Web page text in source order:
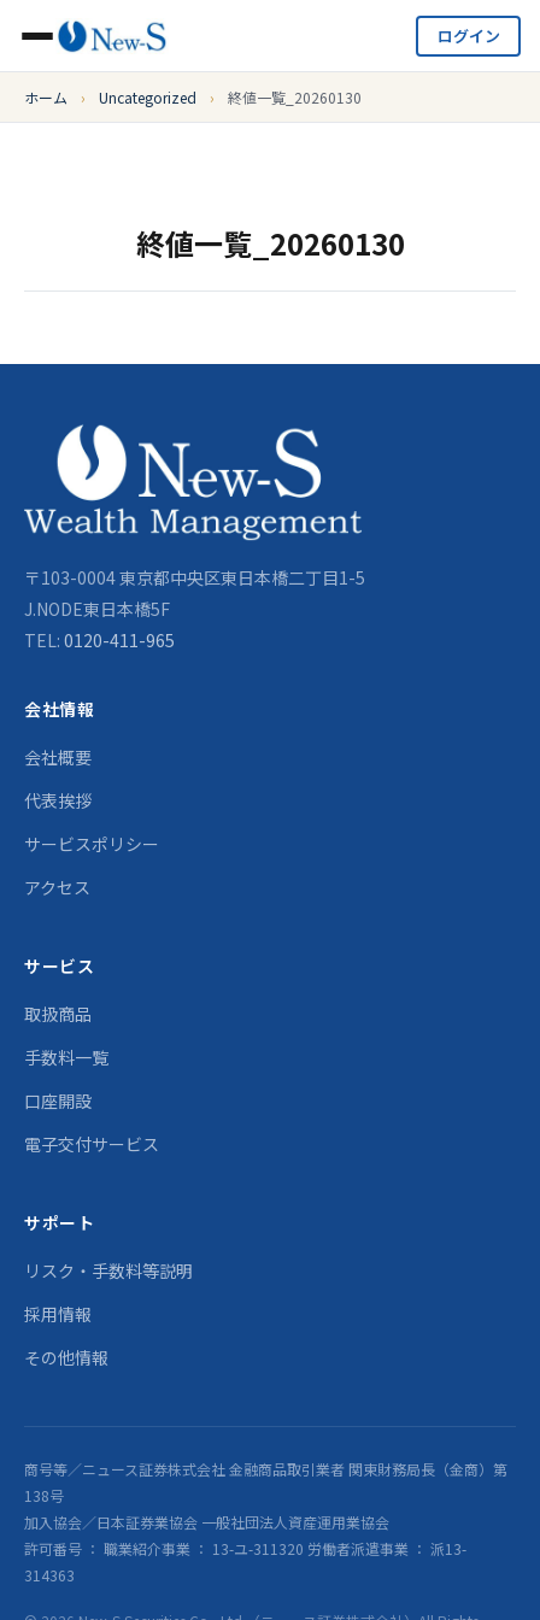
ログイン
ホーム › Uncategorized › 終値一覧_20260130
終値一覧_20260130
〒103-0004 東京都中央区東日本橋二丁目1-5
J.NODE東日本橋5F
TEL: 0120-411-965
会社情報
会社概要
代表挨拶
サービスポリシー
アクセス
サービス
取扱商品
手数料一覧
口座開設
電子交付サービス
サポート
リスク・手数料等説明
採用情報
その他情報
商号等／ニュース証券株式会社 金融商品取引業者 関東財務局長（金商）第
138号
加入協会／日本証券業協会 一般社団法人資産運用業協会
許可番号 ： 職業紹介事業 ： 13-ユ-311320 労働者派遣事業 ： 派13-
314363